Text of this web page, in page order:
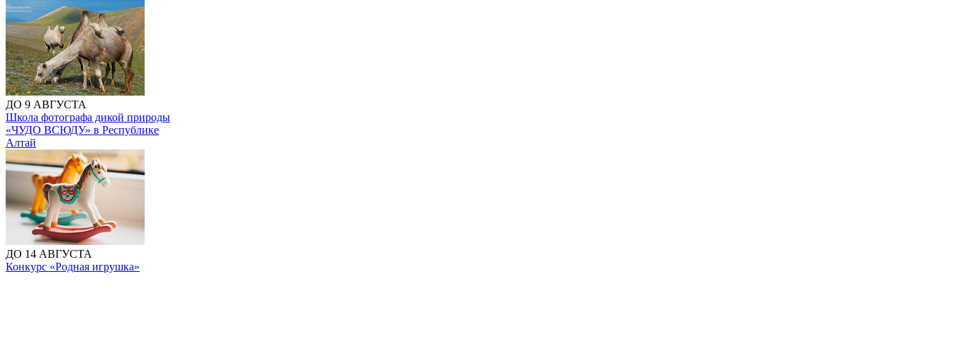
ДО 9 АВГУСТА
Школа фотографа дикой природы
«ЧУДО ВСЮДУ» в Республике
Алтай
ДО 14 АВГУСТА
Конкурс «Родная игрушка»